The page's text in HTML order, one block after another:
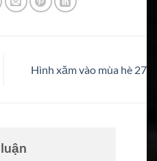
Hình xăm vào mùa hè 27